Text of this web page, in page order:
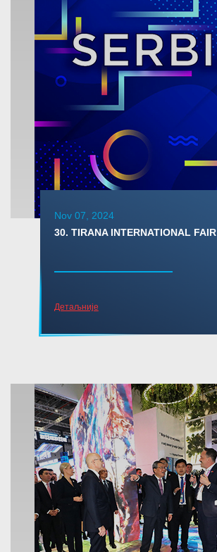
Nov 07, 2024
30. TIRANA INTERNATIONAL FAIR
Детаљније